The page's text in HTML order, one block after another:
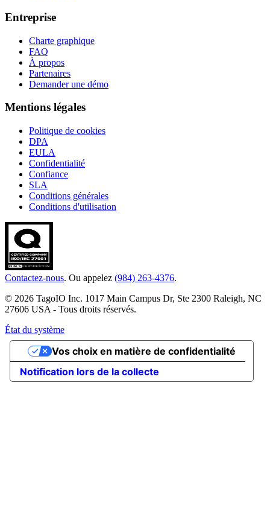
Entreprise
Charte graphique
FAQ
À propos
Partenaires
Demander une démo
Mentions légales
Politique de cookies
DPA
EULA
Confidentialité
Confiance
SLA
Conditions générales
Conditions d'utilisation
Contactez-nous. Ou appelez (984) 263-4376.
© 2026 TagoIO Inc. 1017 Main Campus Dr, Ste 2300 Raleigh, NC
27606 USA - Tous droits réservés.
État du système
Notification lors de la collecte
Vos choix en matière de confidentialité